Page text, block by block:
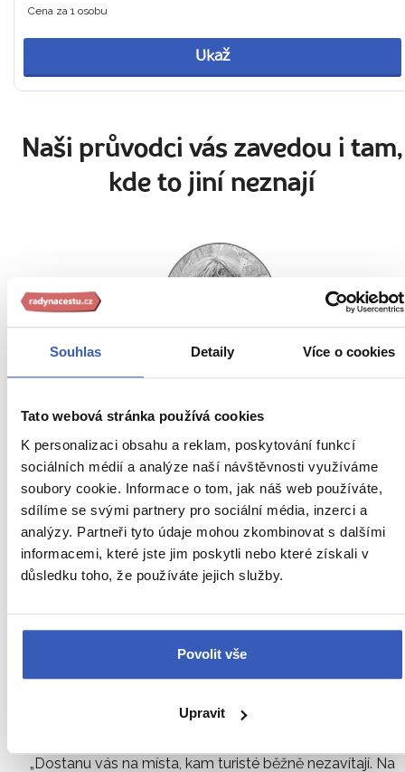
Souhlas Detaily Více o cookies
Tato webová stránka používá cookies
K personalizaci obsahu a reklam, poskytování funkcí
sociálních médií a analýze naší návštěvnosti využíváme
soubory cookie. Informace o tom, jak náš web používáte,
sdílíme se svými partnery pro sociální média, inzerci a
analýzy. Partneři tyto údaje mohou zkombinovat s dalšími
informacemi, které jste jim poskytli nebo které získali v
důsledku toho, že používáte jejich služby.
Povolit vše
Upravit
Cena za 1 osobu
Ukaž
Naši průvodci vás zavedou i tam,
kde to jiní neznají
3 zájezdy
„Každá země má co ukázat. A každé poznání dalšího
kousku světa vás obohatí."
Jiří Toman
23 článků 23 zájezdů
„Dostanu vás na místa, kam turisté běžně nezavítají. Na